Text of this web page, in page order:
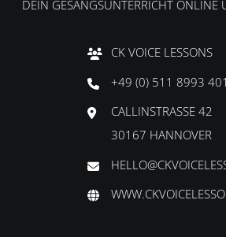
DEIN GESANGSUNTERRICHT
CK VOICE LESSONS
+49 (0) 511 8993
CALLINSTRASSE 42
30167 HANNOVER